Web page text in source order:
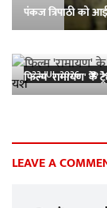
पंकज त्रिपाठी को
23-JUL-2026
फिल्म 'रामायण' के
LEAVE A